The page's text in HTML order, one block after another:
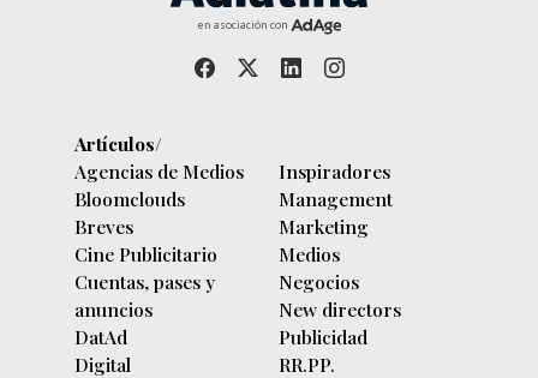
en asociación con
Artículos/
Agencias de Medios
Bloomclouds
Breves
Cine Publicitario
Cuentas, pases y
anuncios
DatAd
Digital
Inspiradores
Management
Marketing
Medios
Negocios
New directors
Publicidad
RR.PP.